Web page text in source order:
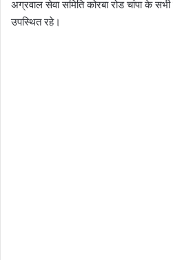
अग्रवाल सेवा समिति कोरबा रोड चांपा के
उपस्थित रहे।